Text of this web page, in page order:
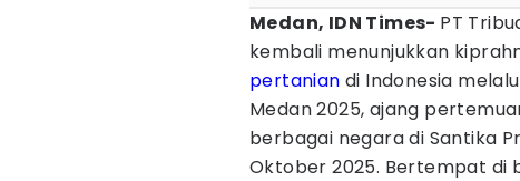
Medan, IDN Times- PT
kembali menunjukkan
pertanian di Indonesia
Medan 2025, ajang
berbagai negara di Santika
Oktober 2025. Bertempat di